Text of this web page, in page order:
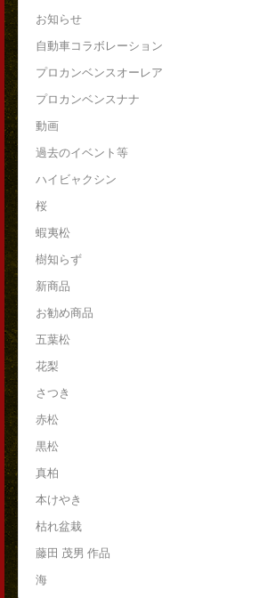
お知らせ
自動車コラボレーション
プロカンベンスオーレア
プロカンベンスナナ
動画
過去のイベント等
ハイビャクシン
桜
蝦夷松
樹知らず
新商品
お勧め商品
五葉松
花梨
さつき
赤松
黒松
真柏
本けやき
枯れ盆栽
藤田 茂男 作品
海